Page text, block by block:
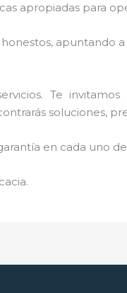
apropiadas para
apuntando
Te
soluciones,
en cada uno